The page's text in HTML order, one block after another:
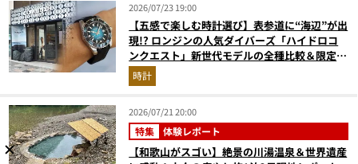
2026/07/23 19:00
【五感で楽しむ時計選び】表参道に“海辺”が出
現!? ロンジンの人気ダイバーズ「ハイドロコ
ンクエスト」新世代モデルの全種比較＆限定品
が揃う激アツ空間へ！
時計
2026/07/21 20:00
特集 体験レポート
【和歌山がスゴい】絶景の川湯温泉＆世界遺産